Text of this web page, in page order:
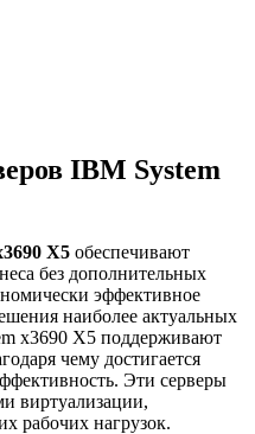
IBM System
X5 обеспечивают
без дополнительных
эффективное
наиболее актуальных
x3690 X5 поддерживают
чему достигается
Эти серверы
виртуализации,
рабочих нагрузок.